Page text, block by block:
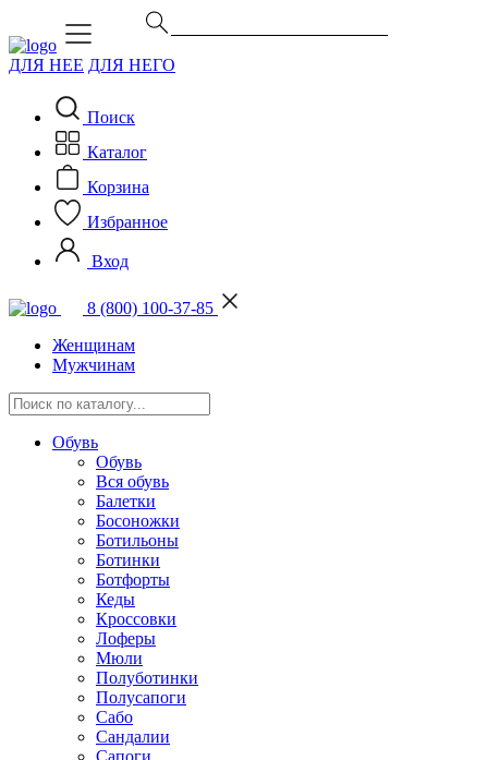
ДЛЯ НЕЕ ДЛЯ НЕГО
Поиск
Каталог
Корзина
Избранное
Вход
8 (800) 100-37-85
Женщинам
Мужчинам
Обувь
Обувь
Вся обувь
Балетки
Босоножки
Ботильоны
Ботинки
Ботфорты
Кеды
Кроссовки
Лоферы
Мюли
Полуботинки
Полусапоги
Сабо
Сандалии